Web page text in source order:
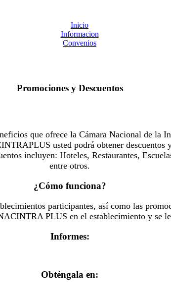
Inicio
Informacion
Convenios
Promociones y Descuentos
que ofrece la Cámara Nacional de la
usted podrá obtener descuentos
incluyen: Hoteles, Restaurantes,
entre otros.
¿Cómo funciona?
participantes, así como las
PLUS en el establecimiento y se
Informes:
Obténgala en: